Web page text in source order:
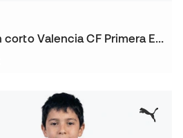
Pantalón corto Valencia CF Primera Equipación 2026-2027 Niño